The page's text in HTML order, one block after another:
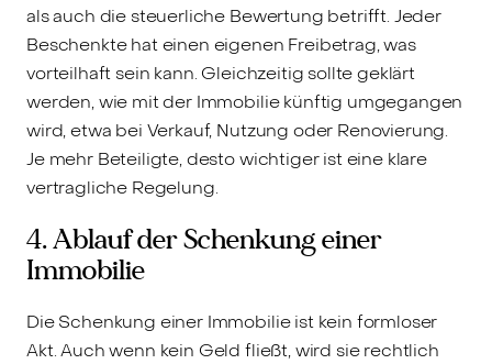
als auch die steuerliche Bewertung betrifft. Jeder
Beschenkte hat einen eigenen Freibetrag, was
vorteilhaft sein kann. Gleichzeitig sollte geklärt
werden, wie mit der Immobilie künftig umgegangen
wird, etwa bei Verkauf, Nutzung oder Renovierung.
Je mehr Beteiligte, desto wichtiger ist eine klare
vertragliche Regelung.
4. Ablauf der Schenkung einer
Immobilie
Die Schenkung einer Immobilie ist kein formloser
Akt. Auch wenn kein Geld fließt, wird sie rechtlich